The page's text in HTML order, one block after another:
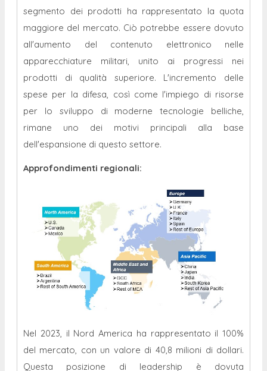
segmento dei prodotti ha rappresentato la quota
maggiore del mercato. Ciò potrebbe essere dovuto
all'aumento del contenuto elettronico nelle
apparecchiature militari, unito ai progressi nei
prodotti di qualità superiore. L'incremento delle
spese per la difesa, così come l'impiego di risorse
per lo sviluppo di moderne tecnologie belliche,
rimane uno dei motivi principali alla base
dell'espansione di questo settore.
Approfondimenti regionali:
Nel 2023, il Nord America ha rappresentato il 100%
del mercato, con un valore di 40,8 milioni di dollari.
Questa posizione di leadership è dovuta